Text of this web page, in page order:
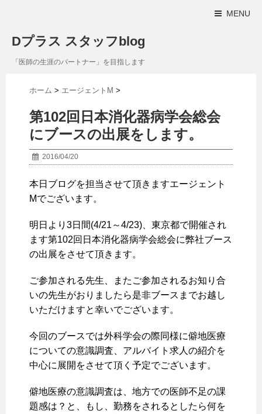
MENU
Dプラス スタッフblog
「医師の生涯のパートナー」を目指します
ホーム > エージェントM >
第102回日本消化器病学会総会
にブースの出展をします。
2016/04/20
本日ブログを担当させて頂きますエージェント
Mでございます。
明日より3日間(4/21～4/23)、東京都で開催され
ます第102回日本消化器病学会総会に弊社ブース
の出展をさせて頂きます。
ご参加される先生、またご参加されるお知り合
いの先生がおりましたら是非ブースまでお越し
いただけますと幸いでございます。
今回のブースでは外科学会の際同様に僻地医療
についての意識調査、アルバイト求人の紹介を
中心に展開をさせて頂く予定でございます。
僻地医療の意識調査は、地方での医師不足の課
題感は？と、もし、勤務をされるとしたら何を